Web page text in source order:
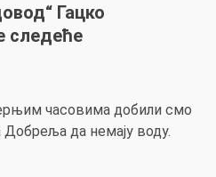
Гацко
следеће
часовима добили смо
да немају воду.